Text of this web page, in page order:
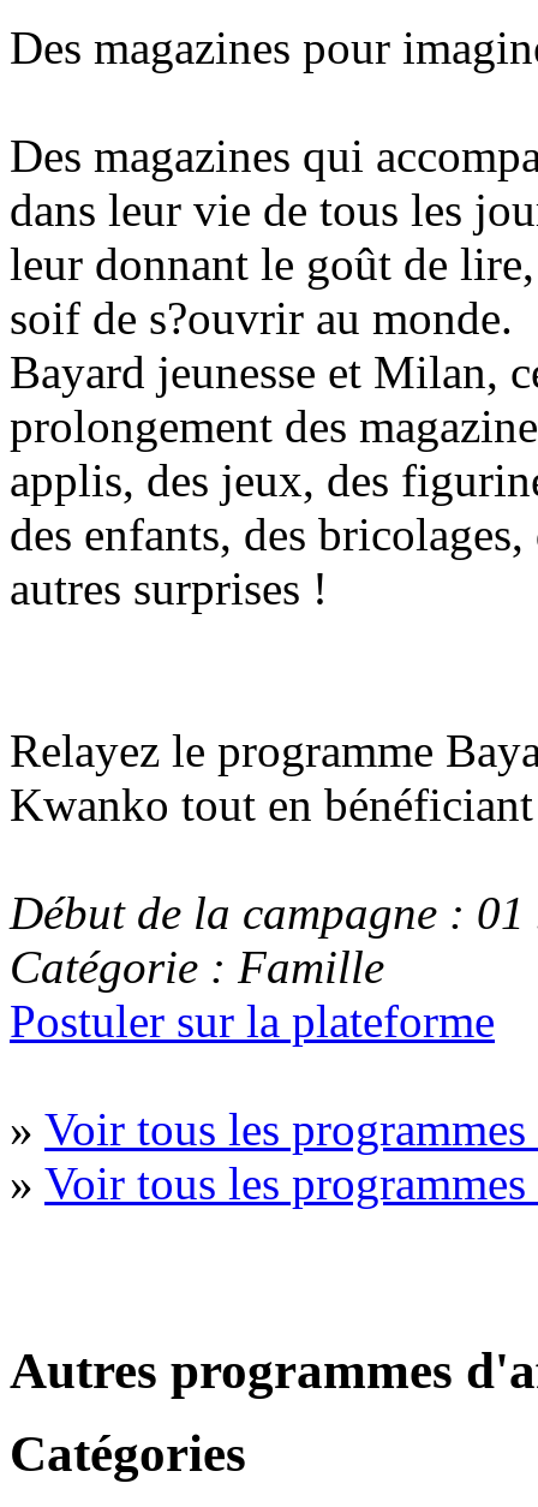
Des magazines pour
Des magazines qui
dans leur vie de tous les
leur donnant le goût de
soif de s?ouvrir au monde.
Bayard jeunesse et Milan,
prolongement des
applis, des jeux, des
des enfants, des
autres surprises !
Relayez le programme
Kwanko tout en
Début de la campagne :
Catégorie : Famille
Postuler sur la plateforme
» Voir tous les
» Voir tous les
Autres programmes
Catégories